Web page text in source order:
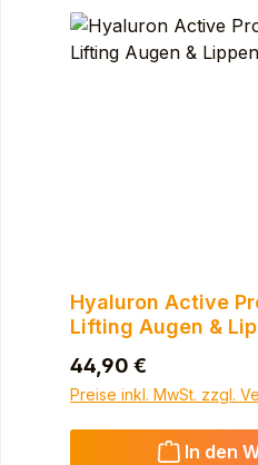
Hyaluron Active
Lifting Augen &
Regulärer Preis:
44,90 €
Preise inkl. MwSt. zzgl.
In den